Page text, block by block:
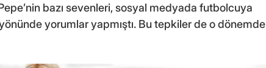
bazı sevenleri, sosyal medyada futbolcuya
yorumlar yapmıştı. Bu tepkiler de o dönemde